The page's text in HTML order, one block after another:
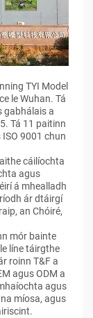
TYI Model
le Wuhan. Tá
gabhálais a
Tá 11 paitinn
9001 chun
cáilíochta
agus
á mhealladh
ár dtáirgí
an Chóiré,
mór bainte
líne táirgthe
roinn T&F a
agus ODM a
agus
míosa, agus